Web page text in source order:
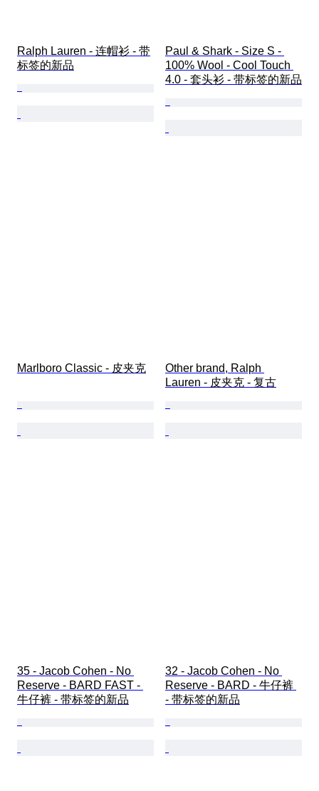
Ralph Lauren - 连帽衫 - 带
标签的新品
Paul & Shark - Size S -
100% Wool - Cool Touch
4.0 - 套头衫 - 带标签的新品
Marlboro Classic - 皮夹克
Other brand, Ralph
Lauren - 皮夹克 - 复古
35 - Jacob Cohen - No
Reserve - BARD FAST -
牛仔裤 - 带标签的新品
32 - Jacob Cohen - No
Reserve - BARD - 牛仔裤
- 带标签的新品